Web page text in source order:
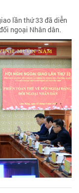
lần thứ 33 đã diễn
ngoại Nhân dân.